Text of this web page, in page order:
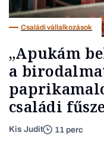
Családi vállalkozások
„Apukám
a
családi
Kis Judit 11 perc